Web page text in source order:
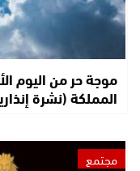
موجة حر من اليوم
المملكة (نشرة
مجتمع